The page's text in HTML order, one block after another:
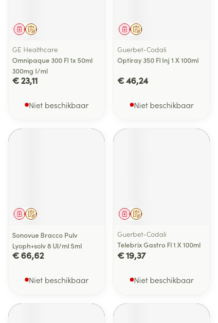
Op voorschrift
Geneesmiddel
GE Healthcare
Omnipaque 300 Fl 1x 50ml
300mg I/ml
€ 23,11
Niet beschikbaar
Op voorschrift
Geneesmiddel
Guerbet-Codali
Optiray 350 Fl Inj 1 X 100ml
€ 46,24
Niet beschikbaar
Op voorschrift
Geneesmiddel
Sonovue Bracco Pulv
Lyoph+solv 8 Ul/ml 5ml
€ 66,62
Niet beschikbaar
Op voorschrift
Geneesmiddel
Guerbet-Codali
Telebrix Gastro Fl 1 X 100ml
€ 19,37
Niet beschikbaar